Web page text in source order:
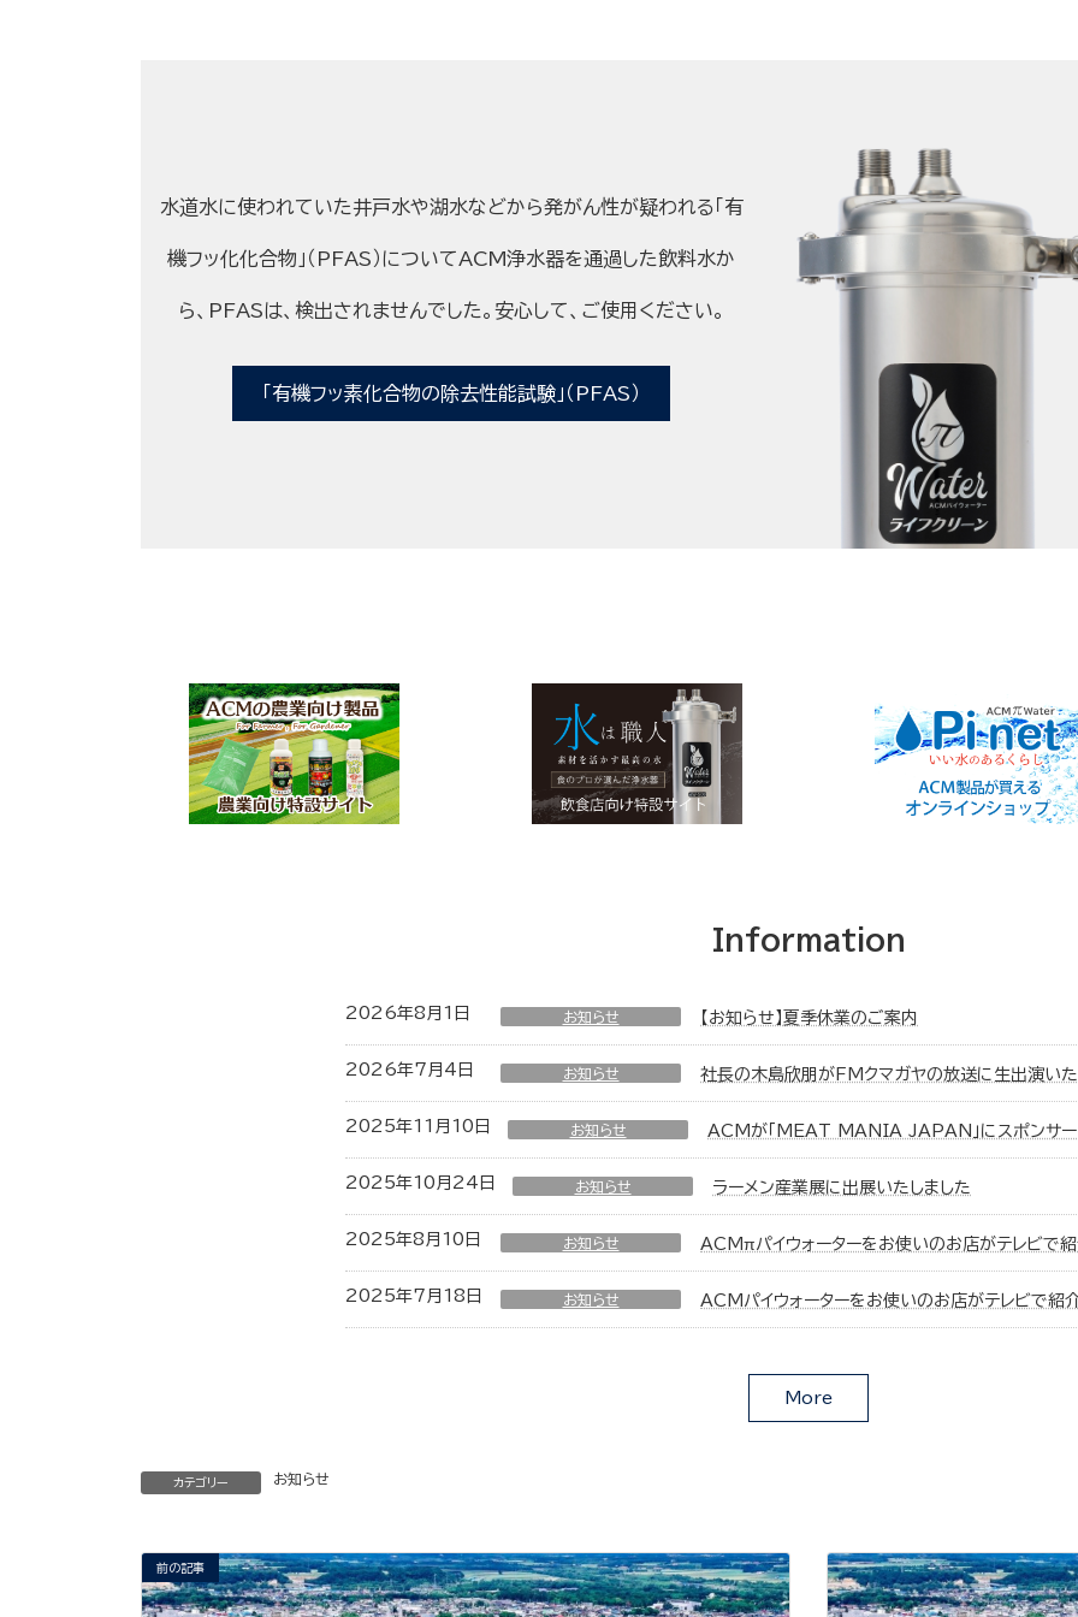
水道水に使われていた井戸水や湖水などから発がん性が疑われる「有
機フッ化化合物」（PFAS）についてACM浄水器を通過した飲料水か
ら、PFASは、検出されませんでした。安心して、ご使用ください。
「有機フッ素化合物の除去性能試験」（PFAS）
Information
2026年8月1日 お知らせ 【お知らせ】夏季休業のご案内
2026年7月4日 お知らせ 社長の木島欣朋がFMクマガヤの放送に生出演いた
2025年11月10日 お知らせ ACMが「MEAT MANIA JAPAN」にスポンサー
2025年10月24日 お知らせ ラーメン産業展に出展いたしました
2025年8月10日 お知らせ ACMπパイウォーターをお使いのお店がテレビで
2025年7月18日 お知らせ ACMパイウォーターをお使いのお店がテレビで紹
More
カテゴリー お知らせ
前の記事